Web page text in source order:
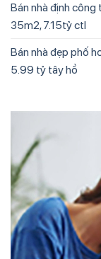
Bán nhà định công
35m2, 7.15tỷ ctl
Bán nhà đẹp phố
5.99 tỷ tây hồ